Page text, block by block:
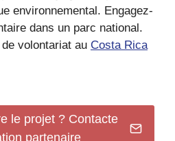
environnemental. Engagez-
dans un parc national.
volontariat au Costa Rica
le projet ? Contacte
partenaire